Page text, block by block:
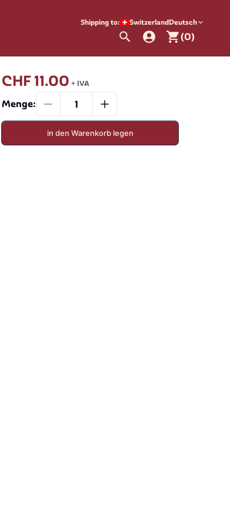
Shipping to: SwitzerlandDeutsch
(0)
CHF 11.00 + IVA
Menge:
in den Warenkorb legen